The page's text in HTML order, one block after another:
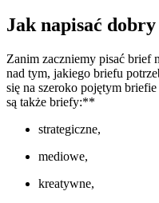
Jak napisać
Zanim zaczniemy pisać brief
nad tym, jakiego briefu
się na szeroko pojętym
są także briefy:**
strategiczne,
mediowe,
kreatywne,